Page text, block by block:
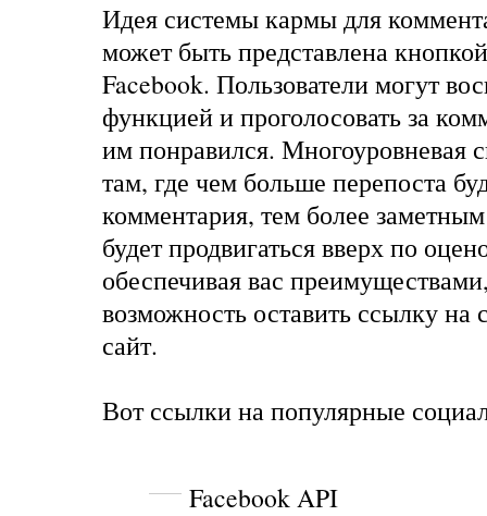
Идея системы кармы для
может быть представлена
Facebook. Пользователи могут
функцией и проголосовать за
им понравился. Многоуровневая
там, где чем больше перепоста
комментария, тем более
будет продвигаться вверх по
обеспечивая вас
возможность оставить ссылку на
сайт.
Вот ссылки на популярные
Facebook API